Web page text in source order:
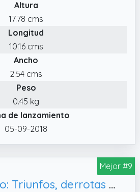
Altura
17.78 cms
Longitud
10.16 cms
Ancho
2.54 cms
Peso
0.45 kg
de lanzamiento
05-09-2018
Mejor #9
Todo lo vivido: Triunfos, derrotas y aprendizajes. Memorias de Iñaki Urdangarin (Biografías y memorias)